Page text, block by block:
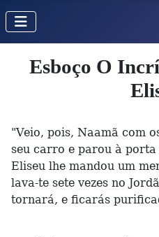
Esboço O
"Veio, pois, Naamã com
seu carro e parou à
Eliseu lhe mandou um
lava-te sete vezes no
tornará, e ficarás